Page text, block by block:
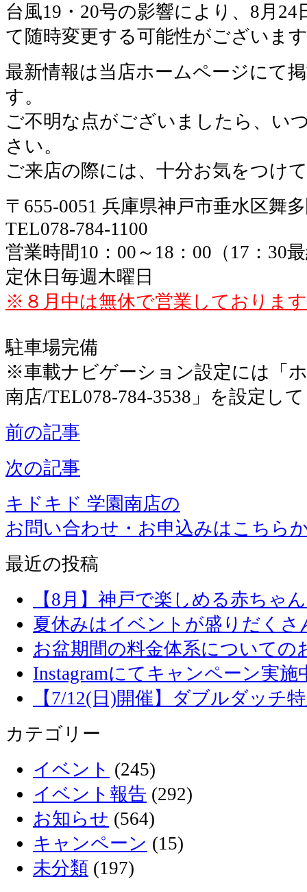
台風19・20号の影響により、8月
て随時変更する可能性がございま
最新情報は当店ホームページにて
す。
ご不明な点がございましたら、い
さい。
ご来店の際には、十分お気をつけ
〒655-0051 兵庫県神戸市垂水区舞
TEL078-784-1100
営業時間10：00～18：00（17：30
定休日毎週木曜日
※８月中は無休で営業しております
駐車場完備
※車載ナビゲーション設定には「
南店/TEL078-784-3538」を設定し
前の記事
次の記事
キドキド 学園南店の
お問い合わせ・お申込みはこちら
最近の投稿
【8月】神戸で楽しめる赤ちゃ
夏休みはイベントが盛りだくさ
お盆期間の料金体系についての
Instagramにてキャンペーン実施
【7/12(日)開催】ダブルダッチ
カテゴリー
イベント (245)
イベント報告 (292)
お知らせ (564)
キャンペーン (15)
未分類 (197)